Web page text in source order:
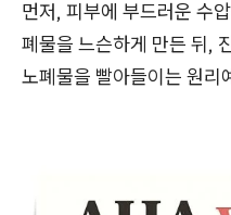
먼저, 피부에 부드러운 수
폐물을 느슨하게 만든 뒤,
노폐물을 빨아들이는 원리